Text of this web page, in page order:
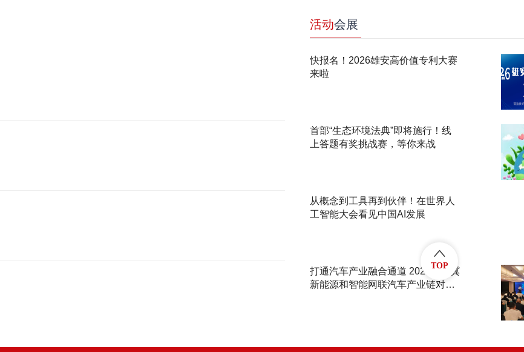
活动会展
快报名！2026雄安高价值专利大赛
来啦
首部“生态环境法典”即将施行！线
上答题有奖挑战赛，等你来战
从概念到工具再到伙伴！在世界人
工智能大会看见中国AI发展
打通汽车产业融合通道 2026京津冀
新能源和智能网联汽车产业链对接
TOP